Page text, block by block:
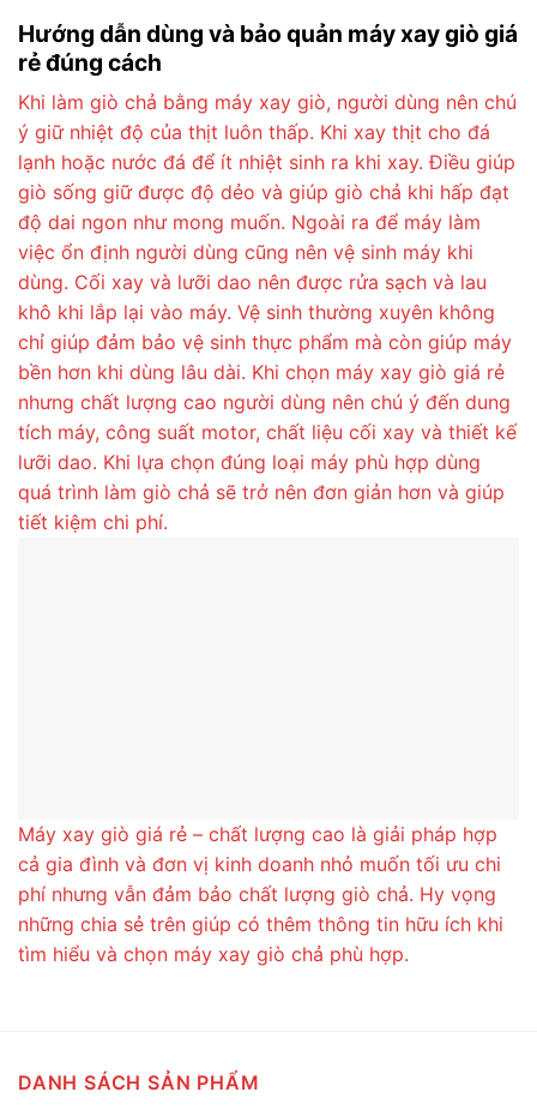
Hướng dẫn dùng và bảo quản máy xay giò giá
rẻ đúng cách
Khi làm giò chả bằng máy xay giò, người dùng nên chú
ý giữ nhiệt độ của thịt luôn thấp. Khi xay thịt cho đá
lạnh hoặc nước đá để ít nhiệt sinh ra khi xay. Điều giúp
giò sống giữ được độ dẻo và giúp giò chả khi hấp đạt
độ dai ngon như mong muốn. Ngoài ra để máy làm
việc ổn định người dùng cũng nên vệ sinh máy khi
dùng. Cối xay và lưỡi dao nên được rửa sạch và lau
khô khi lắp lại vào máy. Vệ sinh thường xuyên không
chỉ giúp đảm bảo vệ sinh thực phẩm mà còn giúp máy
bền hơn khi dùng lâu dài. Khi chọn máy xay giò giá rẻ
nhưng chất lượng cao người dùng nên chú ý đến dung
tích máy, công suất motor, chất liệu cối xay và thiết kế
lưỡi dao. Khi lựa chọn đúng loại máy phù hợp dùng
quá trình làm giò chả sẽ trở nên đơn giản hơn và giúp
tiết kiệm chi phí.
Máy xay giò giá rẻ – chất lượng cao là giải pháp hợp
cả gia đình và đơn vị kinh doanh nhỏ muốn tối ưu chi
phí nhưng vẫn đảm bảo chất lượng giò chả. Hy vọng
những chia sẻ trên giúp có thêm thông tin hữu ích khi
tìm hiểu và chọn máy xay giò chả phù hợp.
DANH SÁCH SẢN PHẨM